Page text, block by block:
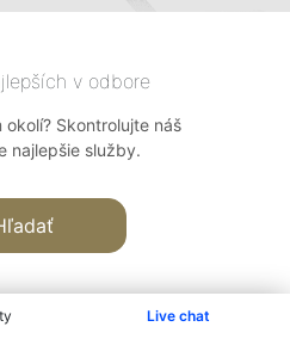
Live chat
v odbore
Skontrolujte náš
najlepšie služby.